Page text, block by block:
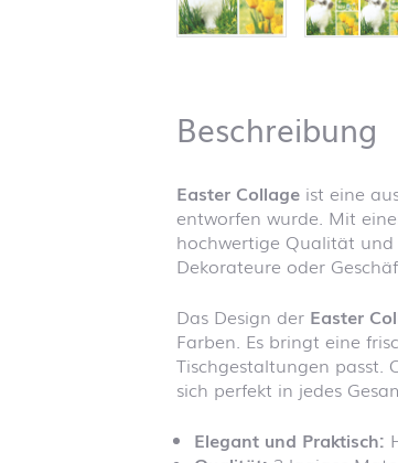
Beschreibung
Easter Collage ist eine
entworfen wurde. Mit
hochwertige Qualität und
Dekorateure oder
Das Design der Easter
Farben. Es bringt eine
Tischgestaltungen passt.
sich perfekt in jedes
Elegant und Praktisch: